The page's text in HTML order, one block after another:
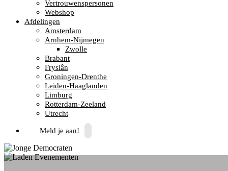
Vertrouwenspersonen
Webshop
Afdelingen
Amsterdam
Arnhem-Nijmegen
Zwolle
Brabant
Fryslân
Groningen-Drenthe
Leiden-Haaglanden
Limburg
Rotterdam-Zeeland
Utrecht
Meld je aan!